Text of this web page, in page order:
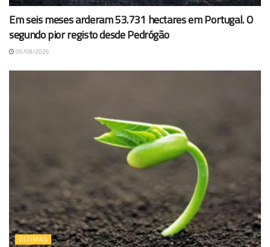
Em seis meses arderam 53.731 hectares em Portugal. O
segundo pior registo desde Pedrógão
06/08/2026
ÚLTIMAS